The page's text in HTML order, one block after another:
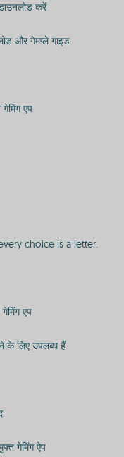
करें
और गेमप्ले गाइड
एप
choice is a letter.
एप
के लिए उपलब्ध हैं
गेमिंग ऐप